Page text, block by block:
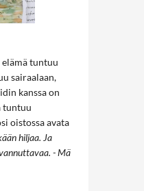
elämä tuntuu
sairaalaan,
kanssa on
tuntuu
oistossa avata
hiljaa. Ja
- Mä
mä pure. Se